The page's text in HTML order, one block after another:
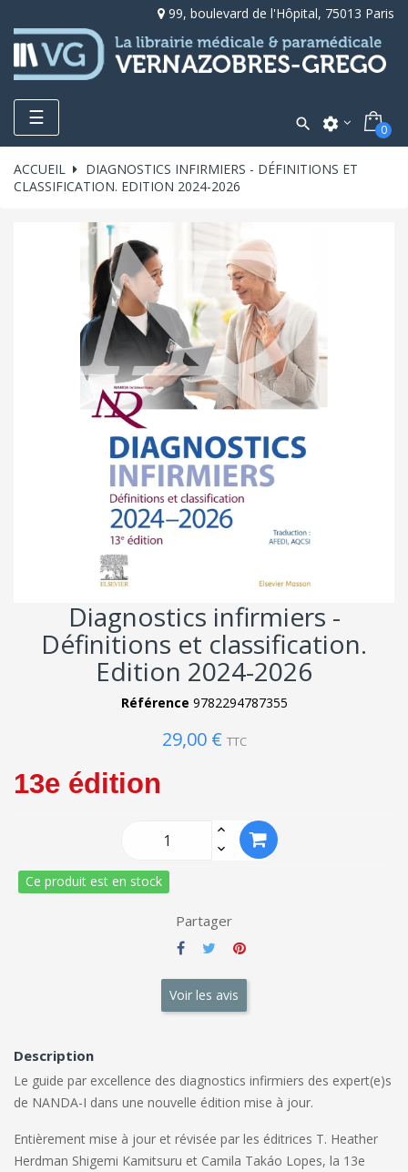
99, boulevard de l'Hôpital, 75013 Paris
Toggle
navigation
☰  settings 0
ACCUEIL
DIAGNOSTICS INFIRMIERS - DÉFINITIONS ET
CLASSIFICATION. EDITION 2024-2026
Diagnostics infirmiers -
Définitions et classification.
Edition 2024-2026
Référence 9782294787355
29,00 € TTC
13e édition
Ce produit est en stock
Partager
Voir les avis
Description
Le guide par excellence des diagnostics infirmiers des expert(e)s
de NANDA-I dans une nouvelle édition mise à jour.
Entièrement mise à jour et révisée par les éditrices T. Heather
Herdman Shigemi Kamitsuru et Camila Takáo Lopes, la 13e